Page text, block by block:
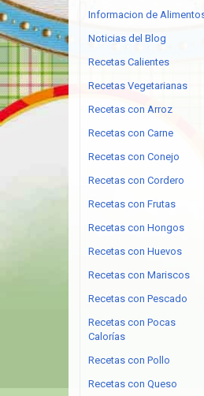
Informacion de
Noticias del Blog
Recetas Calientes
Recetas Vegetarianas
Recetas con Arroz
Recetas con Carne
Recetas con Conejo
Recetas con Cordero
Recetas con Frutas
Recetas con Hongos
Recetas con Huevos
Recetas con Mariscos
Recetas con Pescado
Recetas con Pocas
Calorías
Recetas con Pollo
Recetas con Queso